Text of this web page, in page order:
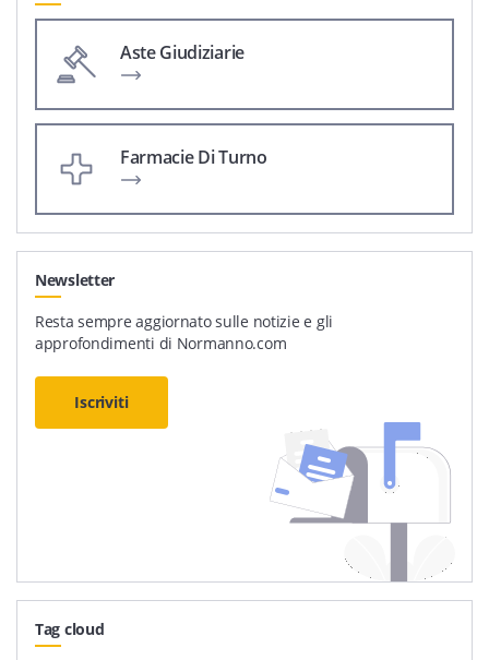
Aste Giudiziarie
Farmacie Di Turno
Newsletter
Resta sempre aggiornato sulle notizie e gli
approfondimenti di Normanno.com
Iscriviti
Tag cloud